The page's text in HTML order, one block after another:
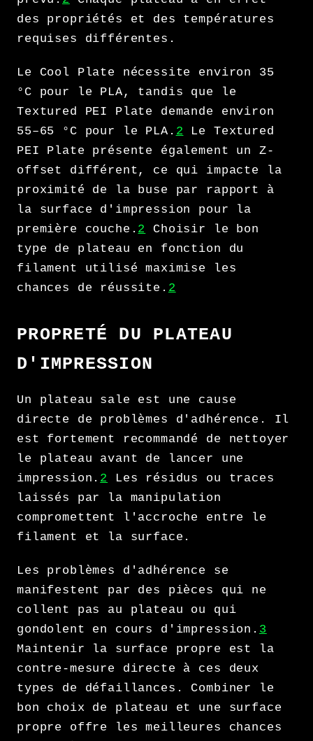
des propriétés et des températures
requises différentes.
Le Cool Plate nécessite environ 35
°C pour le PLA, tandis que le
Textured PEI Plate demande environ
55–65 °C pour le PLA. 2 Le Textured
PEI Plate présente également un Z-
offset différent, ce qui impacte la
proximité de la buse par rapport à
la surface d'impression pour la
première couche. 2
Choisir le bon
type de plateau en fonction du
filament utilisé maximise les
chances de réussite. 2
PROPRETÉ DU PLATEAU
D'IMPRESSION
Un plateau sale est une cause
directe de problèmes d'adhérence. Il
est fortement recommandé de nettoyer
le plateau avant de lancer une
impression. 2
Les résidus ou traces
laissés par la manipulation
compromettent l'accroche entre le
filament et la surface.
Les problèmes d'adhérence se
manifestent par des pièces qui ne
collent pas au plateau ou qui
gondolent en cours d'impression. 3
Maintenir la surface propre est la
contre-mesure directe à ces deux
types de défaillances. Combiner le
bon choix de plateau et une surface
propre offre les meilleures chances